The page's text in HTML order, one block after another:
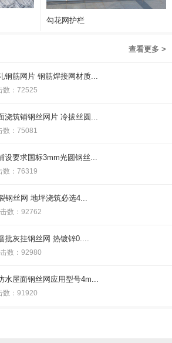
勾花网护栏
查看更多 >
钢筋网片 钢筋焊接网材质...
数：72525
浇筑铺钢丝网片 冷拔丝圆...
数：75081
设要求国标3mm光圆钢丝...
数：76319
钢丝网 地坪浇筑必选4...
数：92762
批灰挂钢丝网 热镀锌0....
数：92980
水屋面钢丝网应用型号4m...
数：91920